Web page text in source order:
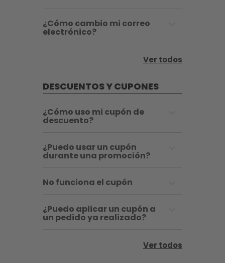
¿Cómo cambio mi correo
electrónico?
Ver todos
DESCUENTOS Y CUPONES
¿Cómo uso mi cupón de
descuento?
¿Puedo usar un cupón
durante una promoción?
No funciona el cupón
¿Puedo aplicar un cupón a
un pedido ya realizado?
Ver todos